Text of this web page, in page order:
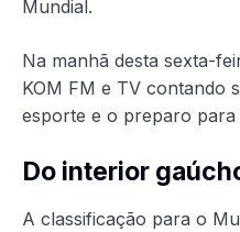
Mundial.
Na manhã desta sexta-
KOM FM e TV contando
esporte e o preparo para
Do interior
A classificação para o